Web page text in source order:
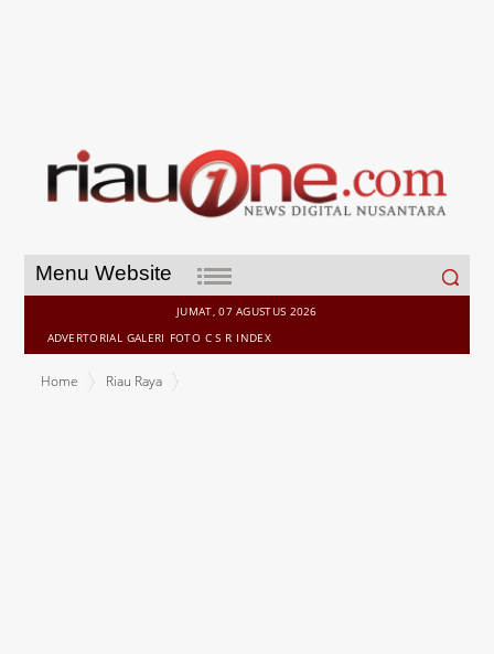
Menu Website
Search
for:
JUMAT, 07 AGUSTUS 2026
ADVERTORIAL GALERI FOTO C S R INDEX
Home
Riau Raya